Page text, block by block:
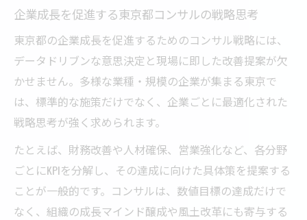
企業成長を促進する東京都コンサルの戦略思考
東京都の企業成長を促進するためのコンサル戦略には、
データドリブンな意思決定と現場に即した改善提案が欠
かせません。多様な業種・規模の企業が集まる東京で
は、標準的な施策だけでなく、企業ごとに最適化された
戦略思考が強く求められます。
たとえば、財務改善や人材確保、営業強化など、各分野
ごとにKPIを分解し、その達成に向けた具体策を提案する
ことが一般的です。コンサルは、数値目標の達成だけで
なく、組織の成長マインド醸成や風土改革にも寄与する